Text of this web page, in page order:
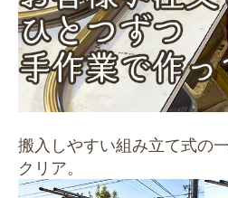
搬入しやすい組み立て式の
クリア。